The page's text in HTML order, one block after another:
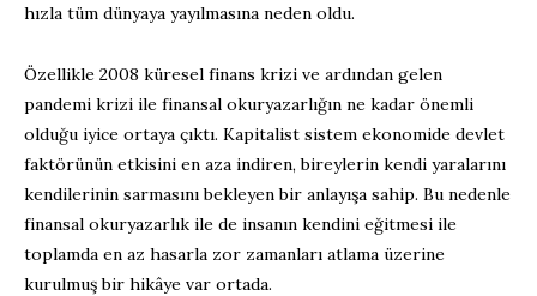
hızla tüm dünyaya yayılmasına neden oldu.
Özellikle 2008 küresel finans krizi ve ardından gelen
pandemi krizi ile finansal okuryazarlığın ne kadar önemli
olduğu iyice ortaya çıktı. Kapitalist sistem ekonomide devlet
faktörünün etkisini en aza indiren, bireylerin kendi yaralarını
kendilerinin sarmasını bekleyen bir anlayışa sahip. Bu nedenle
finansal okuryazarlık ile de insanın kendini eğitmesi ile
toplamda en az hasarla zor zamanları atlama üzerine
kurulmuş bir hikâye var ortada.